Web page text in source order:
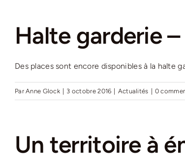
Halte garderie
Des places sont encore disponibles à la halte
ParAnne Glock | 3 octobre 2016 | Actualités | 0
Un territoire à